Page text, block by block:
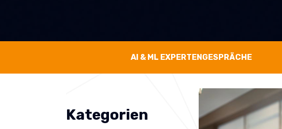
AI & ML EXPERTENGESPRÄCHE
Kategorien